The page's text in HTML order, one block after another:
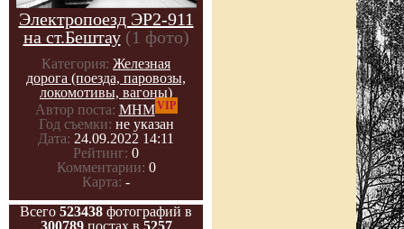
Электропоезд ЭР2-911
на ст.Бештау (1 фото)
Категория: Железная
дорога (поезда, паровозы,
локомотивы, вагоны)
Автор поста: МНМVIP
Год съемки: не указан
Дата: 24.09.2022 14:11
Рейтинг: 0
Комментарии: 0
Карта: -
Всего 523438 фотографий в
300789постах в 5257